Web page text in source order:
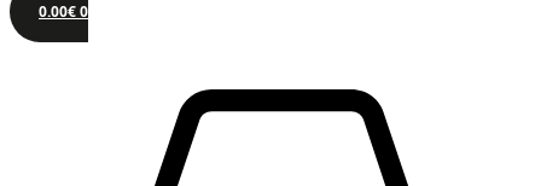
0.00€0